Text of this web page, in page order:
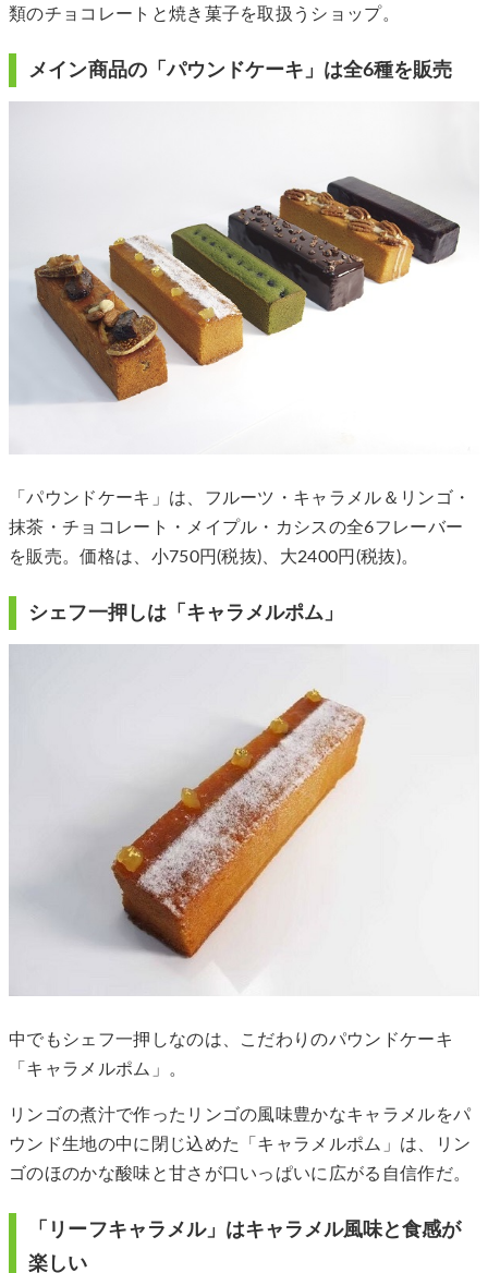
類のチョコレートと焼き菓子を取扱うショップ。
メイン商品の「パウンドケーキ」は全6種を販売
「パウンドケーキ」は、フルーツ・キャラメル＆リンゴ・
抹茶・チョコレート・メイプル・カシスの全6フレーバー
を販売。価格は、小750円(税抜)、大2400円(税抜)。
シェフ一押しは「キャラメルポム」
中でもシェフ一押しなのは、こだわりのパウンドケーキ
「キャラメルポム」。
リンゴの煮汁で作ったリンゴの風味豊かなキャラメルをパ
ウンド生地の中に閉じ込めた「キャラメルポム」は、リン
ゴのほのかな酸味と甘さが口いっぱいに広がる自信作だ。
「リーフキャラメル」はキャラメル風味と食感が
楽しい